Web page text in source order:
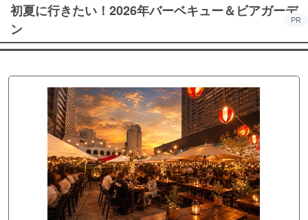
初夏に行きたい！2026年バーベキュー＆ビアガーデ
ン
PR